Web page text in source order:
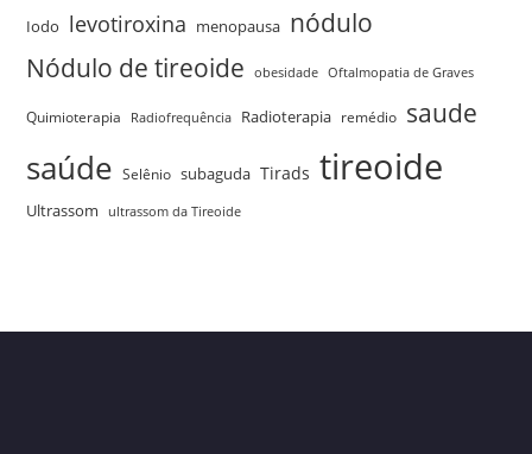
Iodo levotiroxina menopausa nódulo
Nódulo de tireoide obesidade Oftalmopatia de Graves
Quimioterapia Radiofrequência Radioterapia remédio saude
saúde Selênio subaguda Tirads tireoide
Ultrassom ultrassom da Tireoide